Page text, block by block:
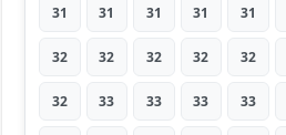
31 31 31 31 31
32 32 32 32 32
32 33 33 33 33